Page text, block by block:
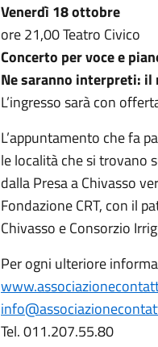
Venerdì 18 ottobre
ore 21,00 Teatro Civico
Concerto per voce e
Ne saranno interpreti: il
L’ingresso sarà con
L’appuntamento che fa
le località che si trovano
dalla Presa a Chivasso
Fondazione CRT, con il
Chivasso e Consorzio
Per ogni ulteriore
Tel. 011.207.55.80